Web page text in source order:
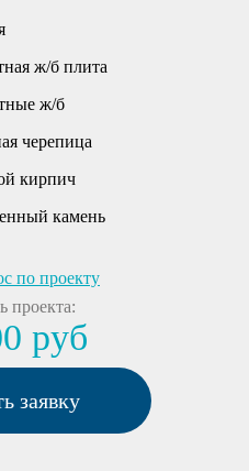
ж/б плита
ж/б
черепица
кирпич
камень
по проекту
проекта:
руб
заявку